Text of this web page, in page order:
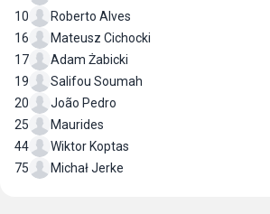
10
Roberto Alves
16
Mateusz Cichocki
17
Adam Żabicki
19
Salifou Soumah
20
João Pedro
25
Maurides
44
Wiktor Koptas
75
Michał Jerke